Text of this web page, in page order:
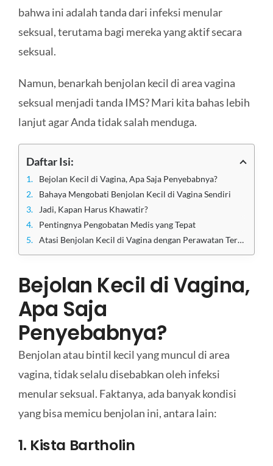
bahwa ini adalah tanda dari infeksi menular
seksual, terutama bagi mereka yang aktif secara
seksual.
Namun, benarkah benjolan kecil di area vagina
seksual menjadi tanda IMS? Mari kita bahas lebih
lanjut agar Anda tidak salah menduga.
Daftar Isi:
Bejolan Kecil di Vagina, Apa Saja Penyebabnya?
Bahaya Mengobati Benjolan Kecil di Vagina Sendiri
Jadi, Kapan Harus Khawatir?
Pentingnya Pengobatan Medis yang Tepat
Atasi Benjolan Kecil di Vagina dengan Perawatan Terbaik di Klinik Utama Sentosa
Bejolan Kecil di Vagina,
Apa Saja
Penyebabnya?
Benjolan atau bintil kecil yang muncul di area
vagina, tidak selalu disebabkan oleh infeksi
menular seksual. Faktanya, ada banyak kondisi
yang bisa memicu benjolan ini, antara lain:
1. Kista Bartholin